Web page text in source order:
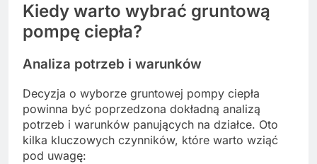
Kiedy warto wybrać gruntową
pompę ciepła?
Analiza potrzeb i warunków
Decyzja o wyborze gruntowej pompy ciepła
powinna być poprzedzona dokładną analizą
potrzeb i warunków panujących na działce. Oto
kilka kluczowych czynników, które warto wziąć
pod uwagę: